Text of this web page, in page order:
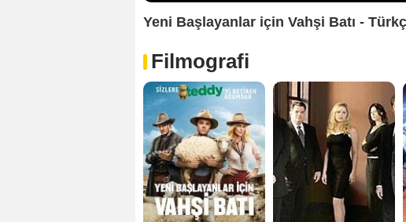
Yeni Başlayanlar için Vahşi Batı -
Filmografi